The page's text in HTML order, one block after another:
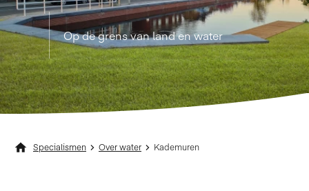
Op de grens van land en water
Specialismen Over water Kademuren